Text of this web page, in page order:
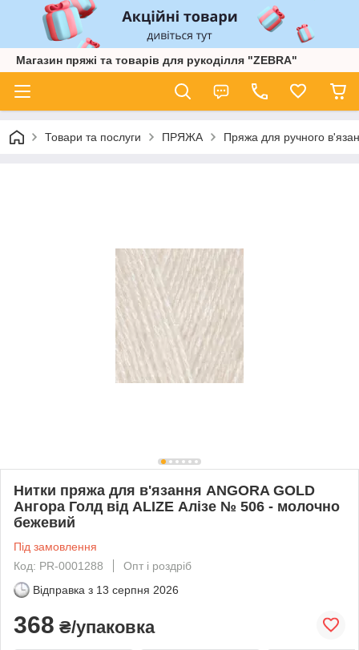
Магазин пряжі та товарів для рукоділля "ZEBRA"
Товари та послуги ПРЯЖА Пряжа для ручного
Нитки пряжа для в'язання ANGORA GOLD
Ангора Голд від ALIZE Алізе № 506 - молочно
бежевий
Під замовлення
Код: PR-0001288
Опт і роздріб
Відправка з 13 серпня 2026
368 ₴/упаковка